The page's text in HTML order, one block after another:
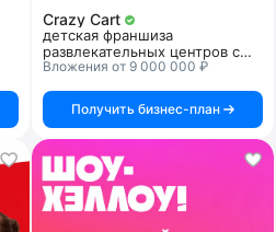
Crazy Cart
детская франшиза
развлекательных центров с
дрифт-картингом
Вложения от 9 000 000 ₽
Получить бизнес-план